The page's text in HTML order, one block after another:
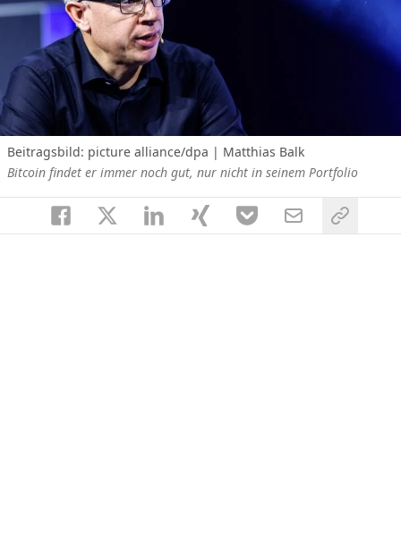
Beitragsbild: picture alliance/dpa | Matthias Balk
Bitcoin findet er immer noch gut, nur nicht in seinem Portfolio